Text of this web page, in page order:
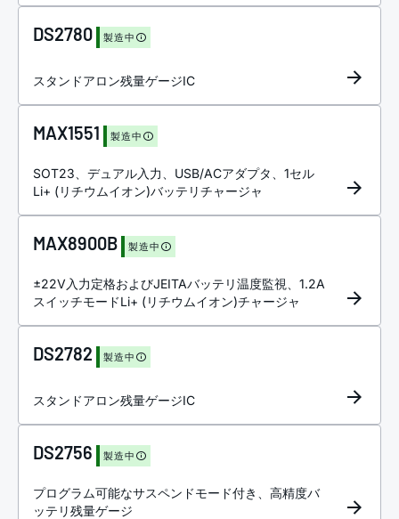
DS2780 製造中
スタンドアロン残量ゲージIC
MAX1551 製造中
SOT23、デュアル入力、USB/ACアダプタ、1セル
Li+ (リチウムイオン)バッテリチャージャ
MAX8900B 製造中
±22V入力定格およびJEITAバッテリ温度監視、1.2A
スイッチモードLi+ (リチウムイオン)チャージャ
DS2782 製造中
スタンドアロン残量ゲージIC
DS2756 製造中
プログラム可能なサスペンドモード付き、高精度バ
ッテリ残量ゲージ